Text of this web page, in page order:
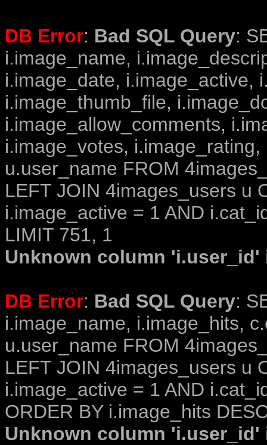
DB Error: Bad SQL Query:
i.image_name,
i.image_date, i.image_active,
i.image_thumb_file,
i.image_allow_comments,
i.image_votes,
u.user_name FROM
LEFT JOIN 4images_users u
i.image_active = 1 AND
LIMIT 751, 1
Unknown column
DB Error: Bad SQL Query:
i.image_name, i.image_hits,
u.user_name FROM
LEFT JOIN 4images_users u
i.image_active = 1 AND
ORDER BY i.image_hits
Unknown column